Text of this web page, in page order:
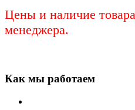
Цены и наличие
менеджера.
Как мы работаем